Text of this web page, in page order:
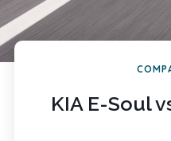
KIA E-Soul